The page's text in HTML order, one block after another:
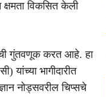
क्षमता विकसित केली
गुंतवणूक करत आहे. हा
यांच्या भागीदारीत
नोड्सवरील चिप्सचे